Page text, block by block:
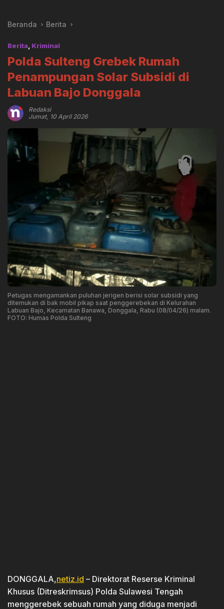
Beranda Berita
Berita Kriminal
Polda Sulteng Grebek Rumah
Penampungan Solar Subsidi di
Labuan Bajo Donggala
Redaksi
Jumat, 10 April 2026
Petugas mengamankan puluhan jerigen berisi solar subsidi yang
ditemukan di bak mobil pikap saat penggerebekan di Kelurahan
Labuan Bajo, Kecamatan Banawa, Donggala, Rabu (08/04/26) malam.
FOTO: Humas Polda Sulteng
DONGGALA,netiz.id – Direktorat Reserse Kriminal
Khusus (Ditreskrimsus) Polda Sulawesi Tengah
menggerebek sebuah rumah yang diduga menjadi